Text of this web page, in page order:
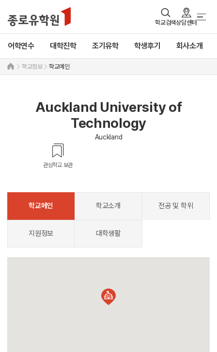
학교검색상담센터
어학연수 대학진학 조기유학 학생후기 회사소개
학교정보 학교메인
Auckland University of
Technology
Auckland
관심학교 보관
학교메인 학교소개 전공 및 학위
지원정보 대학생활